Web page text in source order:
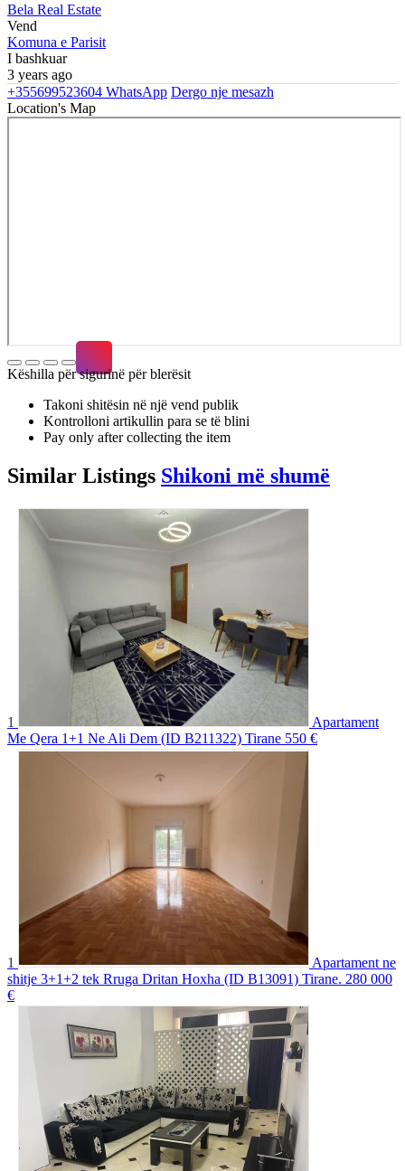
Bela Real Estate
Vend
Komuna e Parisit
I bashkuar
3 years ago
+355699523604 WhatsApp Dergo nje mesazh
Location's Map
Këshilla për sigurinë për blerësit
Takoni shitësin në një vend publik
Kontrolloni artikullin para se të blini
Pay only after collecting the item
Similar Listings Shikoni më shumë
1
Apartament
Me Qera 1+1 Ne Ali Dem (ID B211322) Tirane 550 €
1
Apartament ne
shitje 3+1+2 tek Rruga Dritan Hoxha (ID B13091) Tirane. 280 000
€